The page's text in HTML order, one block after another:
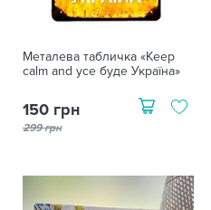
Металева табличка «Keep
calm and усе буде Україна»
150 грн
299 грн